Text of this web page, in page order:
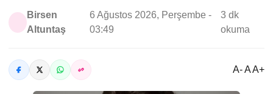
Birsen
Altuntaş
6 Ağustos 2026, Perşembe -
03:49
3 dk
okuma
A- A A+